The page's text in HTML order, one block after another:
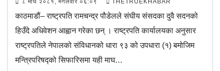
८ माघ २०८१, मंगलवार ०६:०९ THETRUEKHABAR
काठमाडौं– राष्ट्रपति रामचन्द्र पौडेलले संघीय संसदका दुवै सदनको
हिउँदे अधिवेशन आह्वान गरेका छन् । राष्ट्रपति कार्यालयका अनुसार
राष्ट्रपतिले नेपालको संविधानको धारा ९३ को उपधारा (१) बमोजिम
मन्त्रिपरिषद्को सिफारिसमा यही माघ…